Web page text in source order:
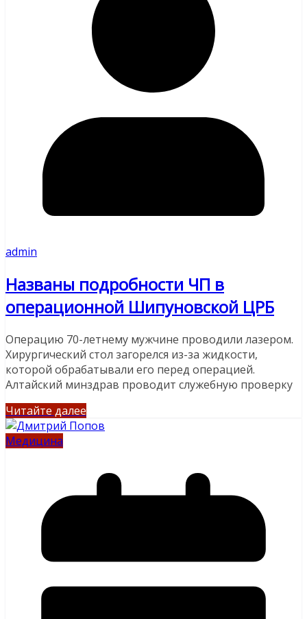
admin
Названы подробности ЧП в
операционной Шипуновской ЦРБ
Операцию 70-летнему мужчине проводили лазером.
Хирургический стол загорелся из-за жидкости,
которой обрабатывали его перед операцией.
Алтайский минздрав проводит служебную проверку
Читайте далее
Медицина